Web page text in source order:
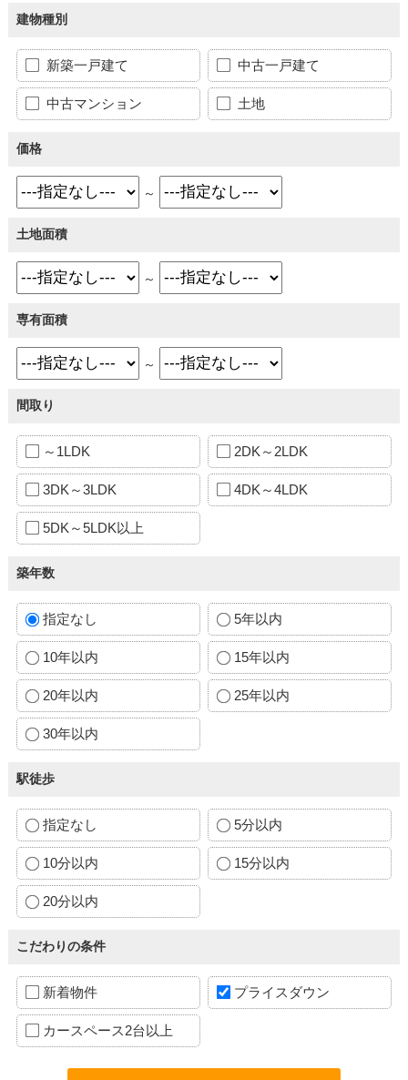
建物種別
新築一戸建て 中古一戸建て
中古マンション 土地
価格
～
土地面積
～
専有面積
～
間取り
～1LDK 2DK～2LDK
3DK～3LDK 4DK～4LDK
5DK～5LDK以上
築年数
指定なし 5年以内
10年以内 15年以内
20年以内 25年以内
30年以内
駅徒歩
指定なし 5分以内
10分以内 15分以内
20分以内
こだわりの条件
新着物件 プライスダウン
カースペース2台以上